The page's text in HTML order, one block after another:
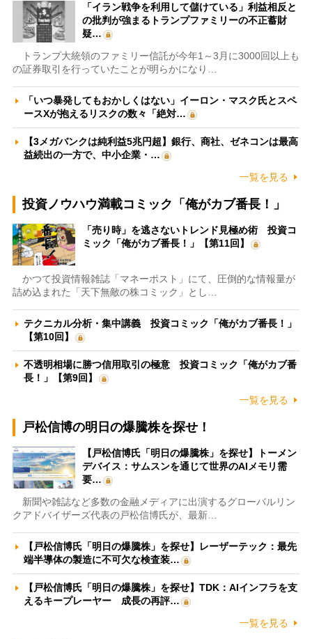
「イラン戦争を利用して儲けている」利益相反と
の批判が強まるトランプファミリーの不正蓄財
疑…
トランプ大統領のファミリー信託が今年1～3月に3000回以上も
の証券取引を行っていたことが明らかになり…
「いつ暴発してもおかしくはない」イーロン・マスク氏とスペ
ースXが抱えるリスクの数々「絶対…
【3メガバンクは純利益5兆円超】銀行、商社、ゼネコンは最高
益続出の一方で、中小企業・…
一覧を見る
投資ノウハウ満載コミック「俺がカブ番長！」
「売り時」を逃さないトレンド見極め術 投資コ
ミック「俺がカブ番長！」【第11回】
かつて投資情報雑誌「マネーポスト」にて、圧倒的な情報量が
詰め込まれた「天下無敵の株コミック」とし…
テクニカル分析・集中講義 投資コミック「俺がカブ番長！」
【第10回】
不透明相場に勝つ信用取引の極意 投資コミック「俺がカブ番
長！」【第9回】
一覧を見る
戸松信博の明日の爆騰株を探せ！
【戸松信博氏「明日の爆騰株」を探せ】トーメン
デバイス：サムスンを通じて世界のAIメモリ需
要…
新聞や雑誌など多数の金融メディアに出演するグローバルリン
クアドバイザーズ代表の戸松信博氏が、最新…
【戸松信博氏「明日の爆騰株」を探せ】レーザーテック：最先
端半導体の製造に不可欠な検査装…
【戸松信博氏「明日の爆騰株」を探せ】TDK：AIインフラを支
えるキープレーヤー 成長の再評…
一覧を見る